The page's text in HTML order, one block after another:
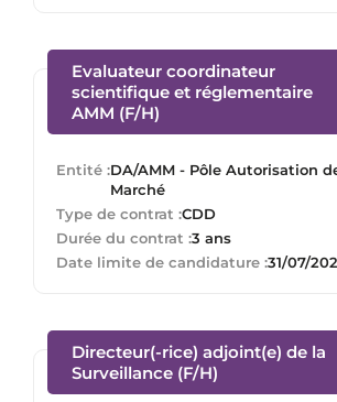
Evaluateur coordinateur
scientifique et réglementaire
AMM (F/H)
Entité :DA/AMM - Pôle Autorisation
Marché
Type de contrat :CDD
Durée du contrat :3 ans
Date limite de candidature :31/07/
Directeur(-rice) adjoint(e) de la
Surveillance (F/H)